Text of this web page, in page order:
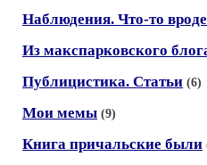
Наблюдения. Что-то
Из макспарковского
Публицистика. Статьи (6)
Мои мемы (9)
Книга причальские были